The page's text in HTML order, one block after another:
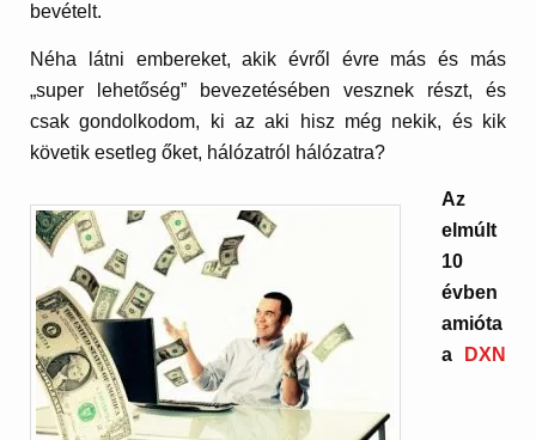
bevételt.
Néha látni embereket, akik évről évre más és más
„super lehetőség” bevezetésében vesznek részt, és
csak gondolkodom, ki az aki hisz még nekik, és kik
követik esetleg őket, hálózatról hálózatra?
Az
elmúlt
10
évben
amióta
a
DXN